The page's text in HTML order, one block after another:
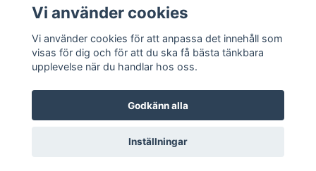
Sociala medier
© 2026 Takprofiler.se
Vi använder cookies
Vi använder cookies för att anpassa det innehåll som
visas för dig och för att du ska få bästa tänkbara
upplevelse när du handlar hos oss.
Godkänn alla
Inställningar